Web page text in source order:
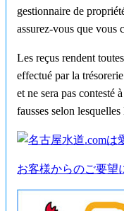
gestionnaire de
assurez-vous que vous
Les reçus rendent
effectué par la
et ne sera pas contesté
fausses selon
お客様からのご要望